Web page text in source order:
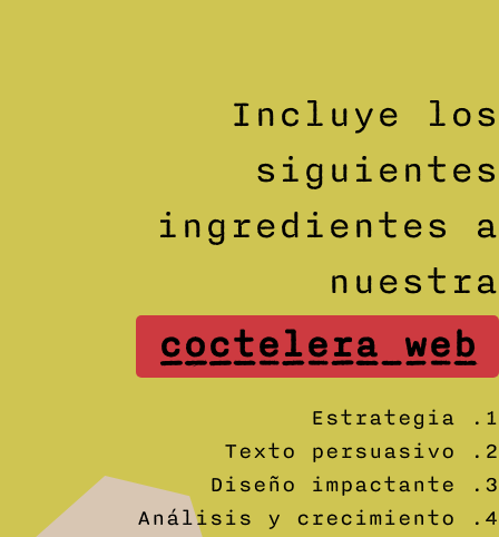
Incluye los
siguientes
ingredientes a
nuestra
coctelera web
Estrategia .1
Texto persuasivo .2
Diseño impactante .3
Análisis y crecimiento .4